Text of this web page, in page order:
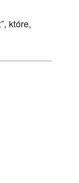
które,